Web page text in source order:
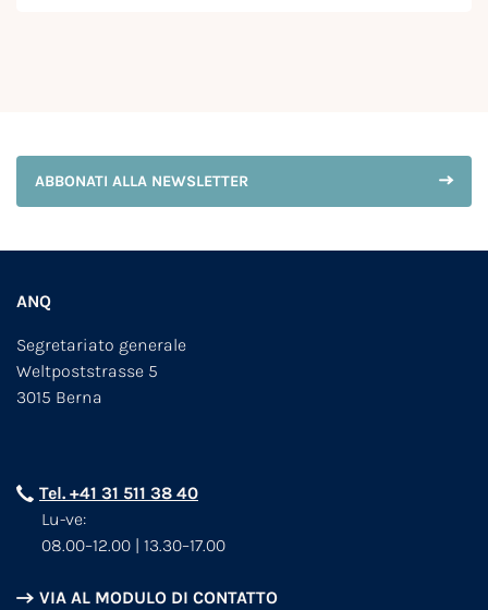
ABBONATI ALLA NEWSLETTER
ANQ
Segretariato generale
Weltpoststrasse 5
3015 Berna
Tel. +41 31 511 38 40
Lu-ve:
08.00–12.00 | 13.30–17.00
VIA AL MODULO DI CONTATTO